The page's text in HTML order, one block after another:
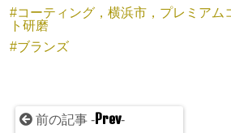
コーティング，横浜市，プレミアム
ト研磨
ブランズ
前の記事 - Prev-